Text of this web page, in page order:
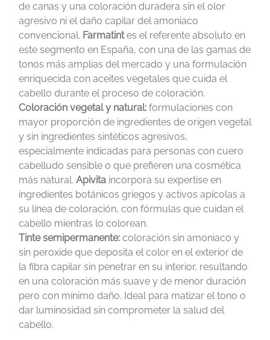
de canas y una coloración duradera sin el olor
agresivo ni el daño capilar del amoniaco
convencional. Farmatintes el referente absoluto en
este segmento en España, con una de las gamas de
tonos más amplias del mercado y una formulación
enriquecida con aceites vegetales que cuida el
cabello durante el proceso de coloración.
Coloración vegetal y natural: formulaciones con
mayor proporción de ingredientes de origen vegetal
y sin ingredientes sintéticos agresivos,
especialmente indicadas para personas con cuero
cabelludo sensible o que prefieren una cosmética
más natural. Apivita incorpora su expertise en
ingredientes botánicos griegos y activos apícolas a
su línea de coloración, con fórmulas que cuidan el
cabello mientras lo colorean.
Tinte semipermanente: coloración sin amoniaco y
sin peroxide que deposita el color en el exterior de
la fibra capilar sin penetrar en su interior, resultando
en una coloración más suave y de menor duración
pero con mínimo daño. Ideal para matizar el tono o
dar luminosidad sin comprometer la salud del
cabello.